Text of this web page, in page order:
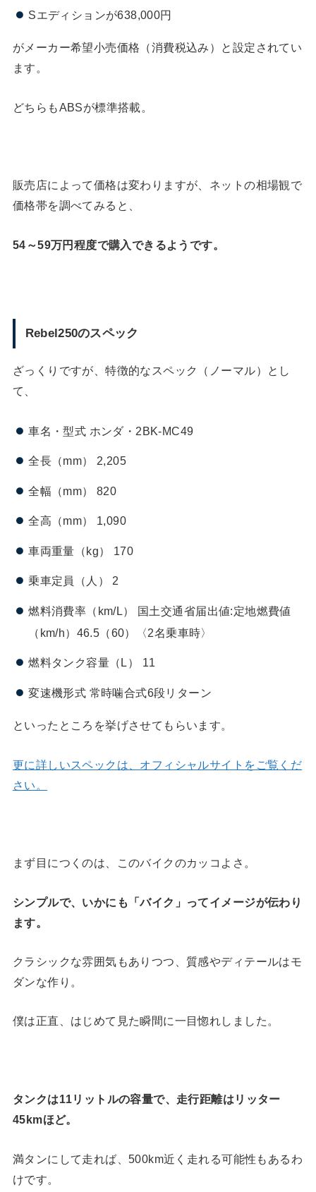
Sエディションが638,000円
がメーカー希望小売価格（消費税込み）と設定されてい
ます。
どちらもABSが標準搭載。
販売店によって価格は変わりますが、ネットの相場観で
価格帯を調べてみると、
54～59万円程度で購入できるようです。
Rebel250のスペック
ざっくりですが、特徴的なスペック（ノーマル）とし
て、
車名・型式 ホンダ・2BK-MC49
全長（mm） 2,205
全幅（mm） 820
全高（mm） 1,090
車両重量（kg） 170
乗車定員（人） 2
燃料消費率（km/L） 国土交通省届出値:定地燃費値
（km/h）46.5（60）〈2名乗車時〉
燃料タンク容量（L） 11
変速機形式 常時噛合式6段リターン
といったところを挙げさせてもらいます。
更に詳しいスペックは、オフィシャルサイトをご覧くだ
さい。
まず目につくのは、このバイクのカッコよさ。
シンプルで、いかにも「バイク」ってイメージが伝わり
ます。
クラシックな雰囲気もありつつ、質感やディテールはモ
ダンな作り。
僕は正直、はじめて見た瞬間に一目惚れしました。
タンクは11リットルの容量で、走行距離はリッター
45kmほど。
満タンにして走れば、500km近く走れる可能性もあるわ
けです。